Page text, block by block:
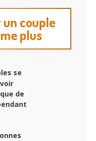
couple
plus
se
de